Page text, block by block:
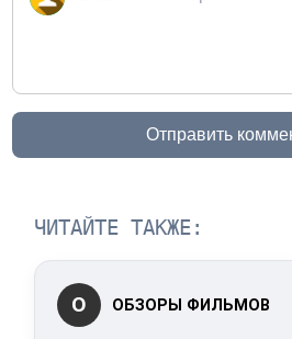
Отправить
ЧИТАЙТЕ ТАКЖЕ:
О ОБЗОРЫ ФИЛЬМОВ